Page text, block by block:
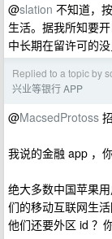
@slation 不知道，
生活。据我所知要
中长期在留许可的
Replied to a topic by
兴业等银行 APP
@MacsedProtoss
我说的金融 app ，
绝大多数中国苹果
们的移动互联网生
他们还要外区 id ？